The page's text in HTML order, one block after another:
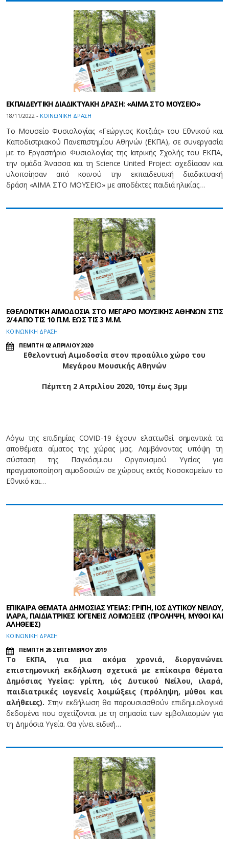
ΕΚΠΑΙΔΕΥΤΙΚΗ ΔΙΑΔΙΚΤΥΑΚΗ ΔΡΑΣΗ: «ΑΙΜΑ ΣΤΟ ΜΟΥΣΕΙΟ»
18/11/2022 - ΚΟΙΝΩΝΙΚΗ ΔΡΑΣΗ
Το Μουσείο Φυσιολογίας «Γεώργιος Κοτζιάς» του Εθνικού και
Καποδιστριακού Πανεπιστημίου Αθηνών (ΕΚΠΑ), σε συνεργασία
με το Εργαστήριο Φυσιολογίας της Ιατρικής Σχολής του ΕΚΠΑ,
την ομάδα Άνασσα και τη Science United Project σχεδίασαν και
υλοποίησαν από κοινού την εκπαιδευτική διαδικτυακή
δράση «ΑΙΜΑ ΣΤΟ ΜΟΥΣΕΙΟ» με αποδέκτες παιδιά ηλικίας…
ΕΘΕΛΟΝΤΙΚΗ ΑΙΜΟΔΟΣΙΑ ΣΤΟ ΜΕΓΑΡΟ ΜΟΥΣΙΚΗΣ ΑΘΗΝΩΝ ΣΤΙΣ
2/4 ΑΠΟ ΤΙΣ 10 Π.Μ. ΕΩΣ ΤΙΣ 3 Μ.Μ.
ΚΟΙΝΩΝΙΚΗ ΔΡΑΣΗ
ΠΕΜΠΤΗ 02 ΑΠΡΙΛΙΟΥ 2020
Εθελοντική Αιμοδοσία στον προαύλιο χώρο του
Μεγάρου Μουσικής Αθηνών
Πέμπτη 2 Απριλίου 2020, 10πμ έως 3μμ
Λόγω της επιδημίας COVID-19 έχουν ελαττωθεί σημαντικά τα
αποθέματα αίματος της χώρας μας. Λαμβάνοντας υπόψη τη
σύσταση της Παγκόσμιου Οργανισμού Υγείας για
πραγματοποίηση αιμοδοσιών σε χώρους εκτός Νοσοκομείων το
Εθνικό και…
ΕΠΙΚΑΙΡΑ ΘΕΜΑΤΑ ΔΗΜΟΣΙΑΣ ΥΓΕΙΑΣ: ΓΡΙΠΗ, ΙΟΣ ΔΥΤΙΚΟΥ ΝΕΙΛΟΥ,
ΙΛΑΡΑ, ΠΑΙΔΙΑΤΡΙΚΕΣ ΙΟΓΕΝΕΙΣ ΛΟΙΜΩΞΕΙΣ (ΠΡΟΛΗΨΗ, ΜΥΘΟΙ ΚΑΙ
ΑΛΗΘΕΙΕΣ)
ΚΟΙΝΩΝΙΚΗ ΔΡΑΣΗ
ΠΕΜΠΤΗ 26 ΣΕΠΤΕΜΒΡΙΟΥ 2019
Το ΕΚΠΑ, για μια ακόμα χρονιά, διοργανώνει
επιστημονική εκδήλωση σχετικά με επίκαιρα θέματα
Δημόσιας Υγείας: γρίπη, ιός Δυτικού Νείλου, ιλαρά,
παιδιατρικές ιογενείς λοιμώξεις (πρόληψη, μύθοι και
αλήθειες). Στην εκδήλωση θα παρουσιασθούν επιδημιολογικά
δεδομένα που σχετίζονται με τη σημασία των εμβολιασμών για
τη Δημόσια Υγεία. Θα γίνει ειδική…